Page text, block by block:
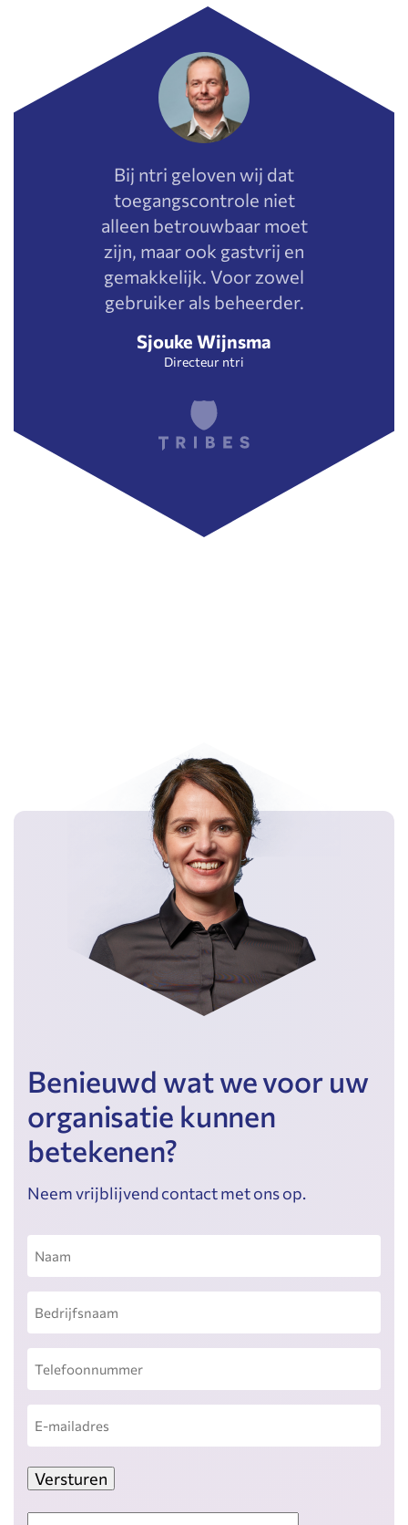
Bij ntri geloven wij dat
toegangscontrole niet
alleen betrouwbaar moet
zijn, maar ook gastvrij en
gemakkelijk. Voor zowel
gebruiker als beheerder.
Sjouke Wijnsma
Directeur ntri
Benieuwd wat we voor uw
organisatie kunnen
betekenen?
Neem vrijblijvend contact met ons op.
Naam
Bedrijfsnaam
Telefoonnummer
E-
mailadres
Versturen